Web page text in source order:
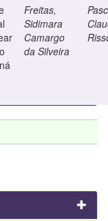
Freitas,
Sidimara
Camargo
da Silveira